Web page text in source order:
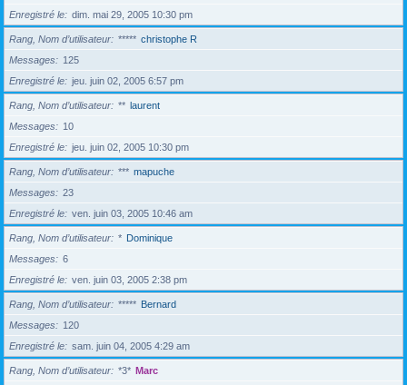
Enregistré le
dim. mai 29, 2005 10:30 pm
Rang, Nom d’utilisateur ***** christophe R
Messages
125
Enregistré le
jeu. juin 02, 2005 6:57 pm
Rang, Nom d’utilisateur ** laurent
Messages
10
Enregistré le
jeu. juin 02, 2005 10:30 pm
Rang, Nom d’utilisateur *** mapuche
Messages
23
Enregistré le
ven. juin 03, 2005 10:46 am
Rang, Nom d’utilisateur * Dominique
Messages
6
Enregistré le
ven. juin 03, 2005 2:38 pm
Rang, Nom d’utilisateur ***** Bernard
Messages
120
Enregistré le
sam. juin 04, 2005 4:29 am
Rang, Nom d’utilisateur *3* Marc